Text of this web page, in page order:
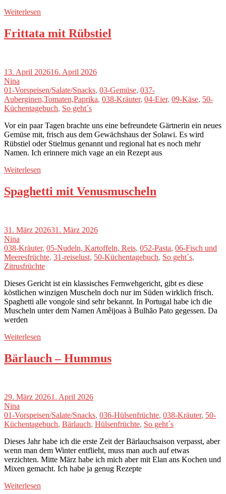
Weiterlesen
Frittata mit Rübstiel
13. April 202616. April 2026
Nina
01-Vorspeisen/Salate/Snacks, 03-Gemüse, 037-
Auberginen,Tomaten,Paprika, 038-Kräuter, 04-Eier, 09-Käse, 50-
Küchentagebuch, So geht´s
Vor ein paar Tagen brachte uns eine befreundete Gärtnerin ein neues
Gemüse mit, frisch aus dem Gewächshaus der Solawi. Es wird
Rübstiel oder Stielmus genannt und regional hat es noch mehr
Namen. Ich erinnere mich vage an ein Rezept aus
Weiterlesen
Spaghetti mit Venusmuscheln
31. März 202631. März 2026
Nina
038-Kräuter, 05-Nudeln, Kartoffeln, Reis, 052-Pasta, 06-Fisch und
Meeresfrüchte, 31-reiselust, 50-Küchentagebuch, So geht´s,
Zitrusfrüchte
Dieses Gericht ist ein klassisches Fernwehgericht, gibt es diese
köstlichen winzigen Muscheln doch nur im Süden wirklich frisch.
Spaghetti alle vongole sind sehr bekannt. In Portugal habe ich die
Muscheln unter dem Namen Amêijoas à Bulhão Pato gegessen. Da
werden
Weiterlesen
Bärlauch – Hummus
29. März 20261. April 2026
Nina
01-Vorspeisen/Salate/Snacks, 036-Hülsenfrüchte, 038-Kräuter, 50-
Küchentagebuch, Bärlauch, Hülsenfrüchte, So geht´s
Dieses Jahr habe ich die erste Zeit der Bärlauchsaison verpasst, aber
wenn man dem Winter entflieht, muss man auch auf etwas
verzichten. Mitte März habe ich mich aber mit Elan ans Kochen und
Mixen gemacht. Ich habe ja genug Rezepte
Weiterlesen